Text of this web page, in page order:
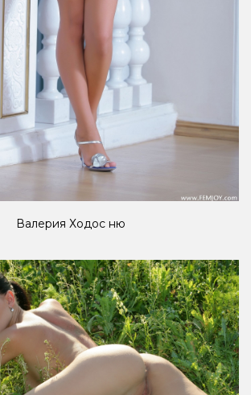
Валерия Ходос ню